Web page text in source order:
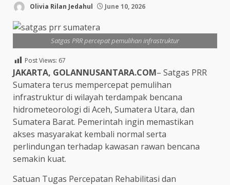
Olivia Rilan Jedahul June 10, 2026
Satgas PRR percepat pemulihan infrastruktur
Post Views: 67
JAKARTA, GOLANNUSANTARA.COM– Satgas PRR
Sumatera terus mempercepat pemulihan
infrastruktur di wilayah terdampak bencana
hidrometeorologi di Aceh, Sumatera Utara, dan
Sumatera Barat. Pemerintah ingin memastikan
akses masyarakat kembali normal serta
perlindungan terhadap kawasan rawan bencana
semakin kuat.
Satuan Tugas Percepatan Rehabilitasi dan